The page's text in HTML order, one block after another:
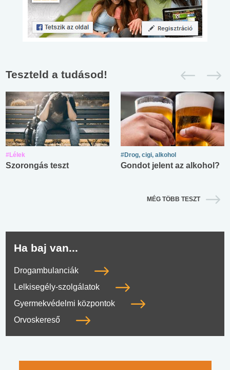
Teszteld a tudásod!
#Lélek
Szorongás teszt
#Drog, cigi, alkohol
Gondot jelent az alkohol?
MÉG TÖBB TESZT
Ha baj van...
Drogambulanciák
Lelkisegély-szolgálatok
Gyermekvédelmi központok
Orvoskereső